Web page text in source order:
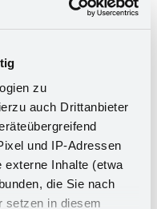
zu
auch Drittanbieter
und IP-Adressen
externe Inhalte (etwa
die Sie nach
setzen in diesem